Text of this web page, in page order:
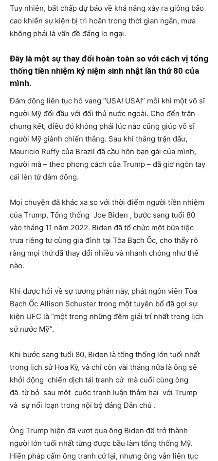
Tuy nhiên, bất chấp dự báo về khả năng xảy ra giông bão
cao khiến sự kiện bị trì hoãn trong thời gian ngắn, mưa
không phải là vấn đề đáng lo ngại.
Đây là một sự thay đổi hoàn toàn so với cách vị tổng
thống tiền nhiệm kỷ niệm sinh nhật lần thứ 80 của
mình.
Đám đông liên tục hô vang “USA! USA!” mỗi khi một võ sĩ
người Mỹ đối đầu với đối thủ nước ngoài. Cho đến trận
chung kết, điều đó không phải lúc nào cũng giúp võ sĩ
người Mỹ giành chiến thắng. Sau khi thắng trận đấu,
Mauricio Ruffy của Brazil đã cầu hôn bạn gái của mình,
người mà – theo phong cách của Trump – đã giơ ngón tay
cái lên từ đám đông.
Mọi chuyện đã khác xa so với thời điểm người tiền nhiệm
của Trump, Tổng thống Joe Biden , bước sang tuổi 80
vào tháng 11 năm 2022. Biden đã tổ chức một bữa tiệc
trưa riêng tư cùng gia đình tại Tòa Bạch Ốc, cho thấy rõ
ràng mọi thứ đã thay đổi nhiều và nhanh chóng như thế
nào.
Khi được hỏi về sự tương phản này, phát ngôn viên Tòa
Bạch Ốc Allison Schuster trong một tuyên bố đã gọi sự
kiện UFC là “một trong những đêm giải trí nhất trong lịch
sử nước Mỹ”.
Khi bước sang tuổi 80, Biden là tổng thống lớn tuổi nhất
trong lịch sử Hoa Kỳ, và chỉ còn vài tháng nữa là ông sẽ
khởi động chiến dịch tái tranh cử mà cuối cùng ông
đã từ bỏ sau một cuộc tranh luận thảm hại với Trump
và sự nổi loạn trong nội bộ đảng Dân chủ .
Ông Trump hiện đã vượt qua ông Biden để trở thành
người lớn tuổi nhất từng được bầu làm tổng thống Mỹ.
Hiến pháp cấm ông tranh cử lại, nhưng ông vẫn liên tục